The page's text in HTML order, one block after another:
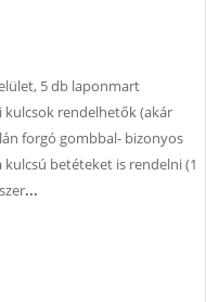
5 db laponmart
rendelhetők (akár
forgó gombbal- bizonyos
betéteket is rendelni (1
...
SOUDAL Fix-all Flexi
ragasztó-
tömítőanyag fehér